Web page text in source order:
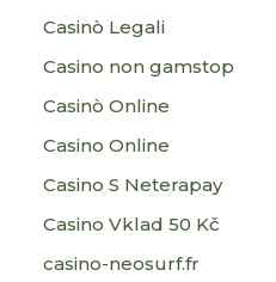
Casinò Legali
Casino non gamstop
Casinò Online
Casino Online
Casino S Neterapay
Casino Vklad 50 Kč
casino-neosurf.fr